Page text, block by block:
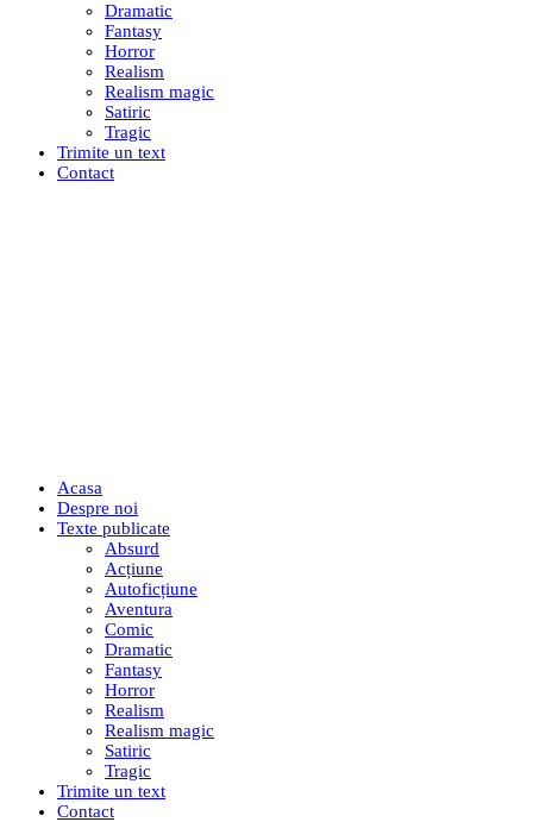
Dramatic
Fantasy
Horror
Realism
Realism magic
Satiric
Tragic
Trimite un text
Contact
Acasa
Despre noi
Texte publicate
Absurd
Acțiune
Autoficțiune
Aventura
Comic
Dramatic
Fantasy
Horror
Realism
Realism magic
Satiric
Tragic
Trimite un text
Contact